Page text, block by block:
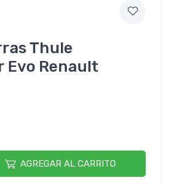
Thule
Evo Renault
AGREGAR AL CARRITO